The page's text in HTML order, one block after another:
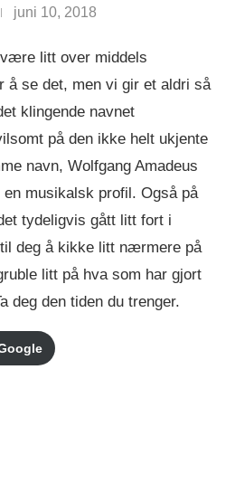
juni 10, 2018
litt over middels
å se det, men vi gir et aldri så
klingende navnet
på den ikke helt ukjente
navn, Wolfgang Amadeus
musikalsk profil. Også på
tydeligvis gått litt fort i
deg å kikke litt nærmere på
litt på hva som har gjort
deg den tiden du trenger.